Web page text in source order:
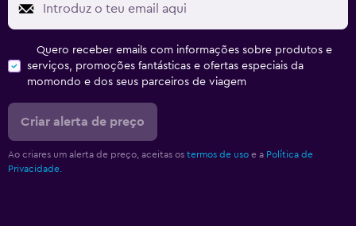
Quero receber emails com informações sobre produtos e
serviços, promoções fantásticas e ofertas especiais da
momondo e dos seus parceiros de viagem
Criar alerta de preço
Ao criares um alerta de preço, aceitas os termos de uso e a Política de
Privacidade.